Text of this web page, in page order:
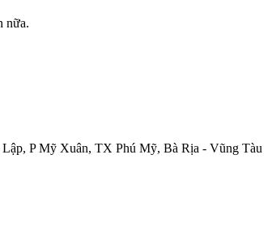
nữa.
P Mỹ Xuân, TX Phú Mỹ, Bà Rịa - Vũng Tàu